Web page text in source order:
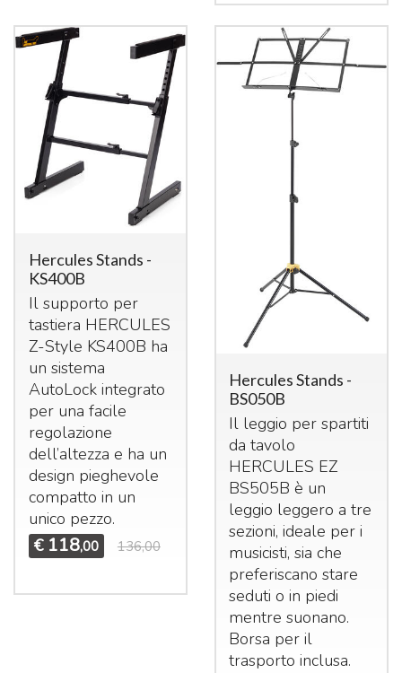
Hercules Stands -
KS400B
Il supporto per
tastiera HERCULES
Z-Style KS400B ha
un sistema
AutoLock integrato
per una facile
regolazione
dell’altezza e ha un
design pieghevole
compatto in un
unico pezzo.
€ 118,00 136,00
Hercules Stands -
BS050B
Il leggio per spartiti
da tavolo
HERCULES EZ
BS505B è un
leggio leggero a tre
sezioni, ideale per i
musicisti, sia che
preferiscano stare
seduti o in piedi
mentre suonano.
Borsa per il
trasporto inclusa.